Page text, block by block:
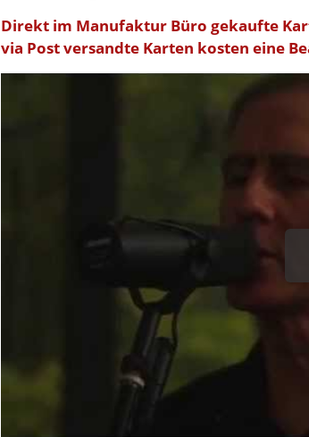
Direkt im Manufaktur Büro gekaufte
via Post versandte Karten kosten eine